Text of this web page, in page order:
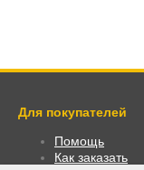
Для покупателей
Помощь
Как заказать